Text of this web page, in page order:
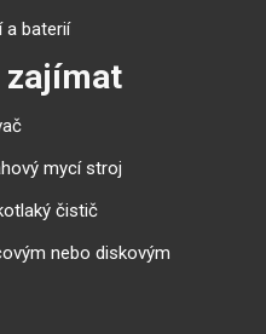
a baterií
zajímat
mycí stroj
čistič
nebo diskovým